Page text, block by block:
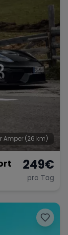
Amper (26 km)
249€
pro Tag